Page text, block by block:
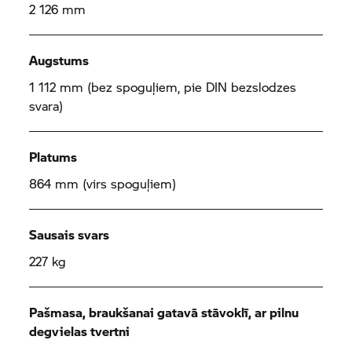
2 126 mm
Augstums
1 112 mm (bez spoguļiem, pie DIN bezslodzes
svara)
Platums
864 mm (virs spoguļiem)
Sausais svars
227 kg
Pašmasa, braukšanai gatavā stāvoklī, ar pilnu
degvielas tvertni